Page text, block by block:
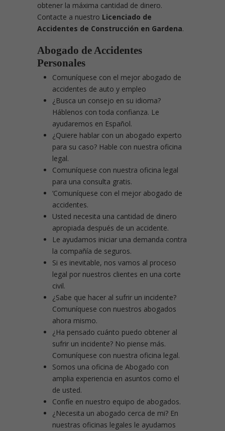
obtener la máxima cantidad de dinero.
Contacte a nuestro Licenciado de
Accidentes de Construcción en Gardena.
Abogado de Accidentes
Personales
Comuníquese con el mejor abogado de
accidentes de auto y empleo
¿Busca un consejo en su idioma?
Háblenos con toda confianza. Le
ayudaremos en Español.
¿Quiere hablar con un abogado experto
para su caso? Hable con nuestra oficina
legal.
Comuníquese con nuestra oficina legal
para una consulta gratis.
‘Comuníquese con el mejor abogado de
accidentes.
Usted necesita una cantidad de dinero
apropiada después de un accidente.
Le ayudamos iniciar una demanda contra
la compañía de seguros.
Si es inevitable, nos vamos al proceso
legal por nuestros clientes en una corte
civil.
¿Sabe que hacer al sufrir un incidente?
Comuníquese con nuestros abogados
ahora mismo.
¿Ha pensado cuánto puedo obtener al
sufrir un incidente? No piense más.
Comuníquese con nuestra oficina legal.
Somos una oficina de Abogado con
amplia experiencia en asuntos como el
de usted.
Confíe en nuestro equipo de abogados.
¿Necesita un abogado cerca de mi? En
nuestras oficinas legales le ayudamos